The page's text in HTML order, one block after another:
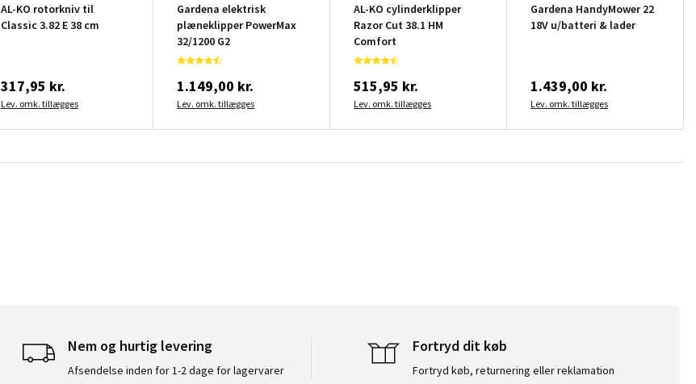
AL-KO rotorkniv til
Classic 3.82 E 38 cm
317,95 kr.
Lev. omk. tillægges
Gardena elektrisk
plæneklipper PowerMax
32/1200 G2
1.149,00 kr.
Lev. omk. tillægges
AL-KO cylinderklipper
Razor Cut 38.1 HM
Comfort
515,95 kr.
Lev. omk. tillægges
Gardena HandyMower 22
18V u/batteri & lader
1.439,00 kr.
Lev. omk. tillægges
Nem og hurtig levering
Afsendelse inden for 1-2 dage for lagervarer
Fortryd dit køb
Fortryd køb, returnering eller reklamation